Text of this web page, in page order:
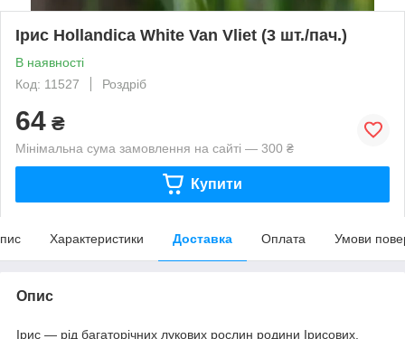
Ірис Hollandica White Van Vliet (3 шт./пач.)
В наявності
Код: 11527
Роздріб
64 ₴
Мінімальна сума замовлення на сайті — 300 ₴
Купити
Характеристики Доставка Оплата Умови
Опис
Ірис — рід багаторічних лукових рослин родини Ірисових.